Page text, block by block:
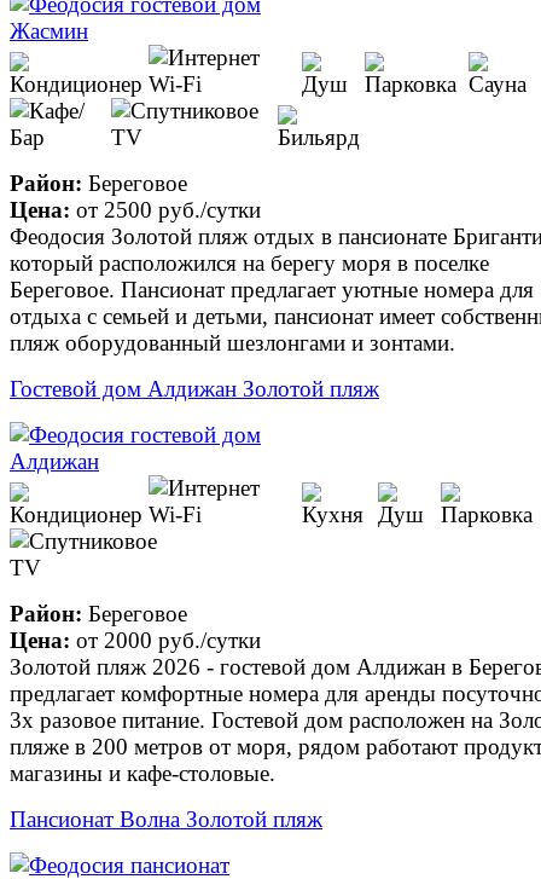
Район: Береговое
Цена: от 2500 руб./сутки
Феодосия Золотой пляж отдых в пансионате
который расположился на берегу моря в поселке
Береговое. Пансионат предлагает уютные номера для
отдыха с семьей и детьми, пансионат имеет
пляж оборудованный шезлонгами и зонтами.
Гостевой дом Алдижан Золотой пляж
Район: Береговое
Цена: от 2000 руб./сутки
Золотой пляж 2026 - гостевой дом Алдижан в
предлагает комфортные номера для аренды
3х разовое питание. Гостевой дом расположен на
пляже в 200 метров от моря, рядом работают
магазины и кафе-столовые.
Пансионат Волна Золотой пляж